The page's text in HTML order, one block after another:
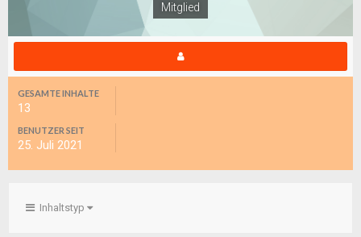
Mitglied
GESAMTE INHALTE
13
BENUTZER SEIT
25. Juli 2021
Inhaltstyp